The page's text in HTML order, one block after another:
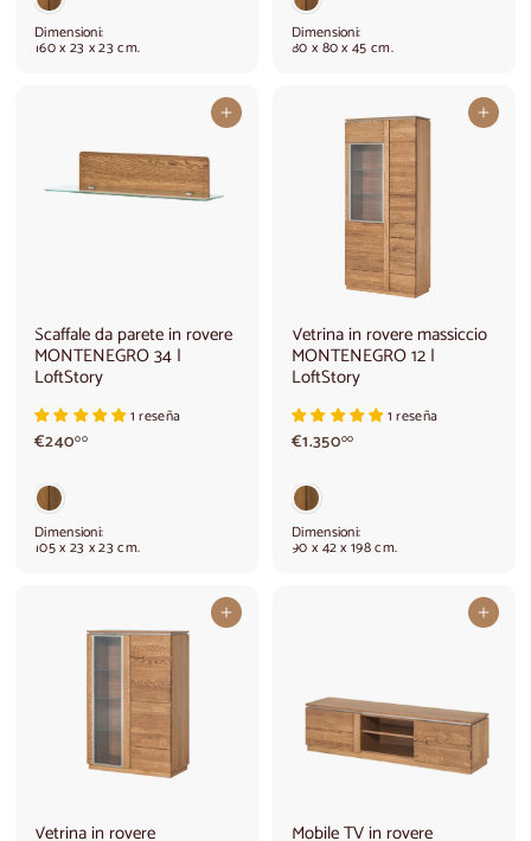
,
0
Dimensioni:
160 x 23 x 23 cm.
,
0
Dimensioni:
80 x 80 x 45 cm.
Aggiungi al carrello
Scaffale da parete in rovere
MONTENEGRO 34 |
LoftStory
1 reseña
€24000€
,
0
Dimensioni:
105 x 23 x 23 cm.
Aggiungi al carrello
Vetrina in rovere massiccio
MONTENEGRO 12 |
LoftStory
1 reseña
€1.35000€
5
0
Dimensioni:
90 x 42 x 198 cm.
Aggiungi al carrello
Vetrina in rovere
Aggiungi al carrello
Mobile TV in rovere